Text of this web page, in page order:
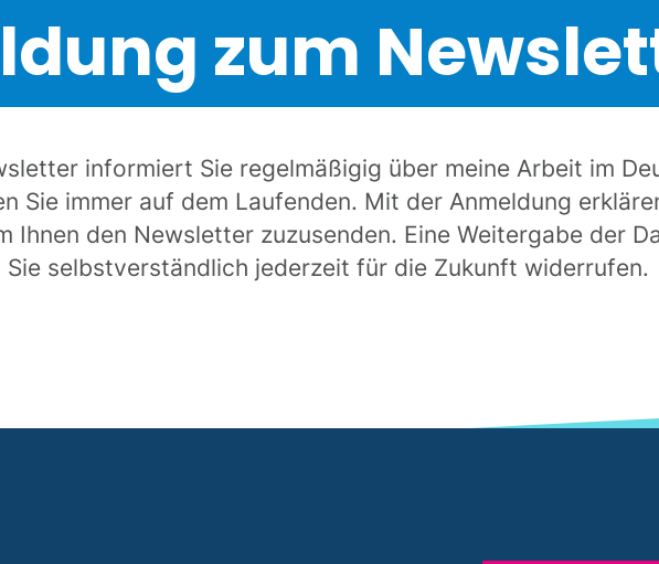
zum
informiert Sie regelmäßigig über meine Arbeit im
Sie immer auf dem Laufenden. Mit der Anmeldung
Ihnen den Newsletter zuzusenden. Eine Weitergabe der
Sie selbstverständlich jederzeit für die Zukunft widerrufen.